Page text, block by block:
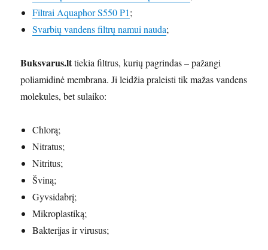
Filtrai Aquaphor S550 P1;
Svarbių vandens filtrų namui nauda;
Buksvarus.lttiekia filtrus, kurių pagrindas – pažangi
poliamidinė membrana. Ji leidžia praleisti tik mažas vandens
molekules, bet sulaiko:
Chlorą;
Nitratus;
Nitritus;
Šviną;
Gyvsidabrį;
Mikroplastiką;
Bakterijas ir virusus;